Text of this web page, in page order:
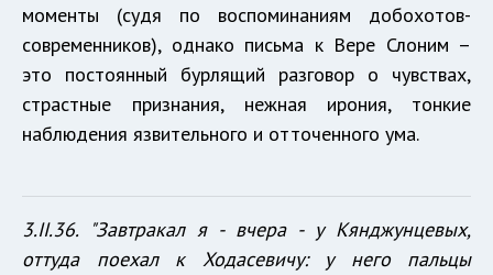
моменты (судя по воспоминаниям добохотов-
современников), однако письма к Вере Слоним –
это постоянный бурлящий разговор о чувствах,
страстные признания, нежная ирония, тонкие
наблюдения язвительного и отточенного ума.
3.II.36. "Завтракал я - вчера - у Кянджунцевых,
оттуда поехал к
Ходасевичу: у него пальцы